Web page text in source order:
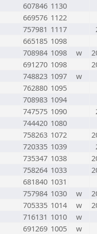
607846 1130
669576 1122
757981 1117
665185 1098
708984 1098 w
691270 1098
748823 1097
w
762880 1095
708983 1094
747575 1090
744420 1080
758263 1072
720335 1039
735347 1038
758264 1033
681840 1031
757984 1030 w
705335 1014 w
716131 1010
w
691269 1005
w